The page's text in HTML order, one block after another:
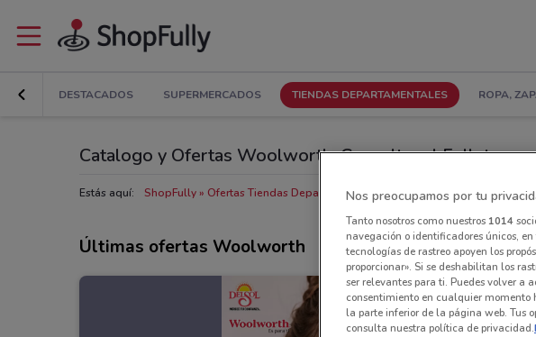
DESTACADOS SUPERMERCADOS TIENDAS DEPARTAMENTALES ROPA,
Catalogo y Ofertas Woolworth: Consultar el Folleto
Estás aquí: ShopFully Ofertas Tiendas Departamentales cerca de ti Tiendas
Últimas ofertas Woolworth
Nos preocupamos por tu
Tanto nosotros como nuestros 1014
navegación o identificadores únicos,
tecnologías de rastreo apoyen los
proporcionar». Si se deshabilitan los
ser relevantes para ti. Puedes volver a
consentimiento en cualquier momento
la parte inferior de la página web. Tus
consulta nuestra política de privacidad.